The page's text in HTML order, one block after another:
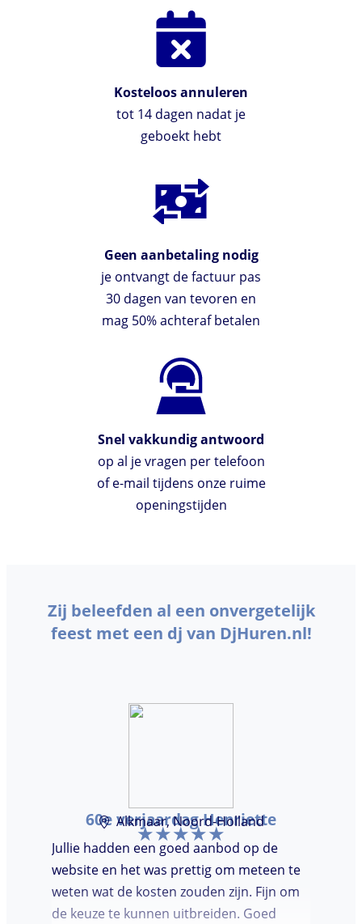
Kosteloos annuleren
tot 14 dagen nadat je
geboekt hebt
Geen aanbetaling nodig
je ontvangt de factuur pas
30 dagen van tevoren en
mag 50% achteraf betalen
Snel vakkundig antwoord
op al je vragen per telefoon
of e-mail tijdens onze ruime
openingstijden
Zij beleefden al een onvergetelijk
feest met een dj van DjHuren.nl!
60e verjaardag Henriette
Alkmaar, Noord-Holland
Jullie hadden een goed aanbod op de
website en het was prettig om meteen te
weten wat de kosten zouden zijn. Fijn om
de keuze te kunnen uitbreiden. Goed